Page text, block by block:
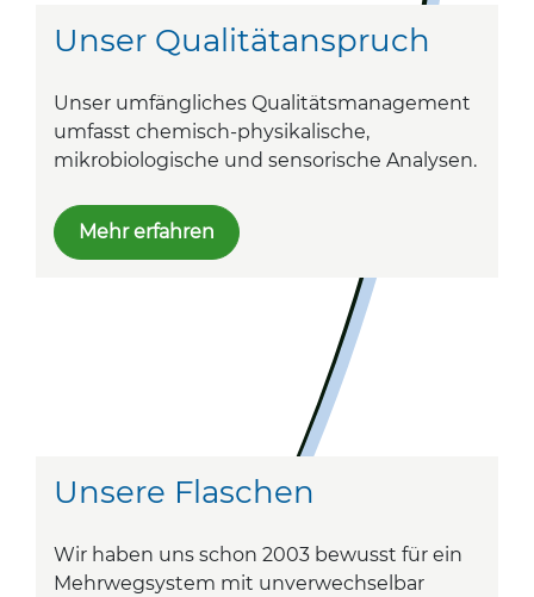
Unser Qualitätanspruch
Unser umfängliches Qualitätsmanagement
umfasst chemisch-physikalische,
mikrobiologische und sensorische Analysen.
Mehr erfahren
Unsere Flaschen
Wir haben uns schon 2003 bewusst für ein
Mehrwegsystem mit unverwechselbar